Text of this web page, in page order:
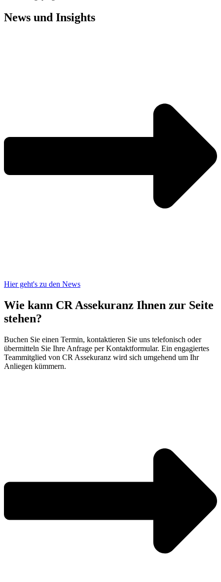
News und Insights
Hier geht's zu den News
Wie kann CR Assekuranz Ihnen zur Seite
stehen?
Buchen Sie einen Termin, kontaktieren Sie uns telefonisch oder
übermitteln Sie Ihre Anfrage per Kontaktformular. Ein engagiertes
Teammitglied von CR Assekuranz wird sich umgehend um Ihr
Anliegen kümmern.